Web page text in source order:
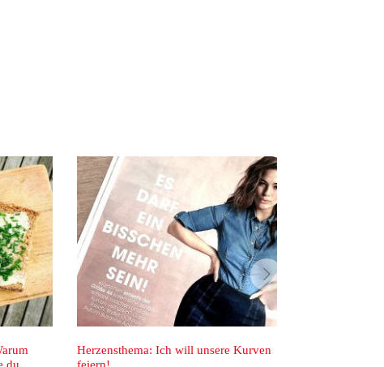
Herzensthema: Ich will unsere Kurven
Neu eingekleidet.
vor